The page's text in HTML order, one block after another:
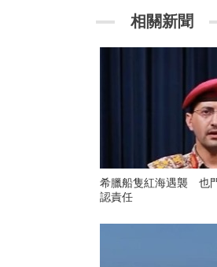
相關新聞
希臘船隻紅海遇襲 也
認責任